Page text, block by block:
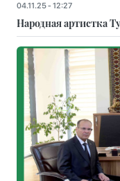
04.11.25 - 12:27
Народная артистка